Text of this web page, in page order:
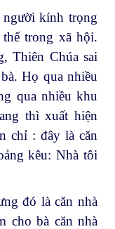
kính trọng
trong xã hội.
Thiên Chúa sai
Họ qua nhiều
qua nhiều khu
thì xuất hiện
chỉ : đây là căn
kêu: Nhà tôi
đó là căn nhà
cho bà căn nhà